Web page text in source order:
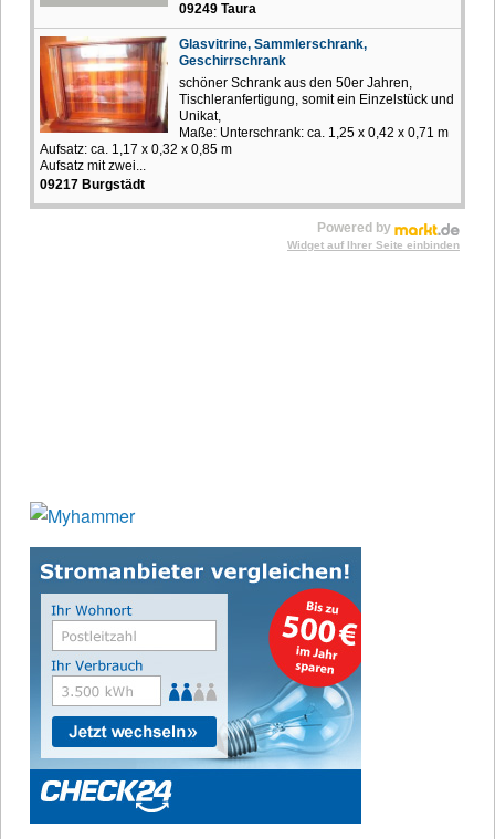
09249 Taura
Glasvitrine, Sammlerschrank,
Geschirrschrank
schöner Schrank aus den 50er Jahren,
Tischleranfertigung, somit ein Einzelstück und
Unikat,
Maße: Unterschrank: ca. 1,25 x 0,42 x 0,71 m
Aufsatz: ca. 1,17 x 0,32 x 0,85 m
Aufsatz mit zwei...
09217 Burgstädt
Powered by
Widget auf Ihrer Seite einbinden